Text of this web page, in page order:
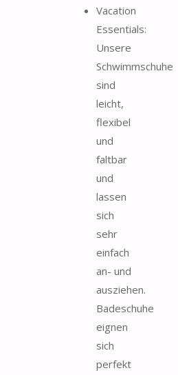
Vacation
Essentials:
Unsere
Schwimmschuhe
sind
leicht,
flexibel
und
faltbar
und
lassen
sich
sehr
einfach
an- und
ausziehen.
Badeschuhe
eignen
sich
perfekt